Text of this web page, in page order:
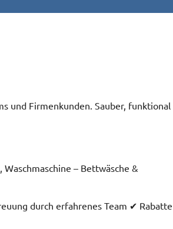
und Firmenkunden. Sauber, funktional
– Bettwäsche &
durch erfahrenes Team ✔ Rabatte